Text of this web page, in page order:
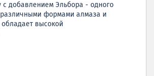
добавлением Эльбора - одного
формами алмаза и
высокой